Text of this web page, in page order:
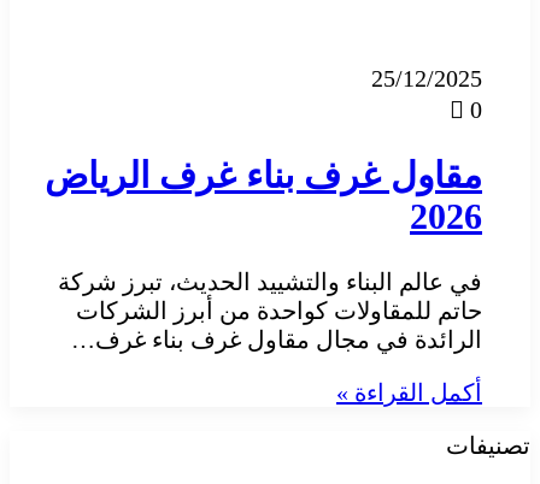
25/12/2025
0
مقاول غرف بناء غرف الرياض
2026
في عالم البناء والتشييد الحديث، تبرز شركة
حاتم للمقاولات كواحدة من أبرز الشركات
الرائدة في مجال مقاول غرف بناء غرف…
أكمل القراءة »
تصنيفات